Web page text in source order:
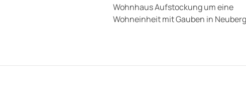
Wohnhaus Aufstockung um eine
Wohneinheit mit Gauben in Neuberg